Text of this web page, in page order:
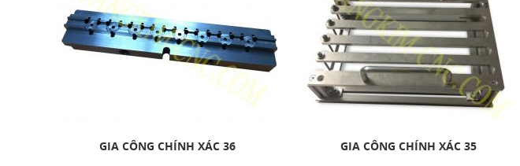
GIA CÔNG CHÍNH XÁC 36 GIA CÔNG CHÍNH XÁC 35